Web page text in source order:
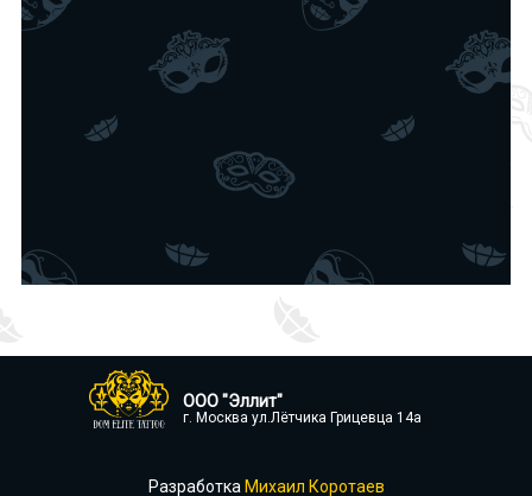
ООО "Эллит"
г. Москва ул.Лётчика Грицевца 14а
Разработка Михаил Коротаев